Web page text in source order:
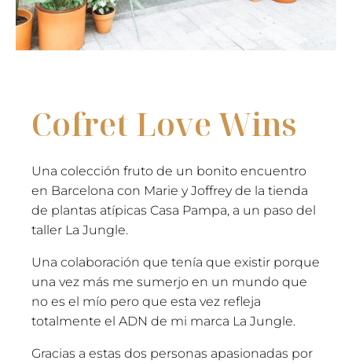
Cofret Love Wins
Una colección fruto de un bonito encuentro
en Barcelona con Marie y Joffrey de la tienda
de plantas atípicas Casa Pampa, a un paso del
taller La Jungle.
Una colaboración que tenía que existir porque
una vez más me sumerjo en un mundo que
no es el mío pero que esta vez refleja
totalmente el ADN de mi marca La Jungle.
Gracias a estas dos personas apasionadas por